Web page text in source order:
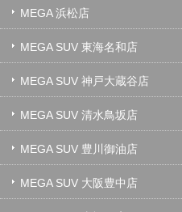
MEGA 浜松店
MEGA SUV 東海名和店
MEGA SUV 神戸大蔵谷店
MEGA SUV 清水鳥坂店
MEGA SUV 豊川御油店
MEGA SUV 大阪豊中店